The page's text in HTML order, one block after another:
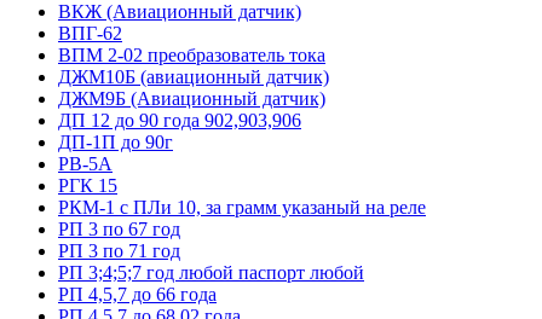
ВКЖ (Авиационный датчик)
ВПГ-62
ВПМ 2-02 преобразователь тока
ДЖМ10Б (авиационный датчик)
ДЖМ9Б (Авиационный датчик)
ДП 12 до 90 года 902,903,906
ДП-1П до 90г
РВ-5А
РГК 15
РКМ-1 с ПЛи 10, за грамм указаный на реле
РП 3 по 67 год
РП 3 по 71 год
РП 3;4;5;7 год любой паспорт любой
РП 4,5,7 до 66 года